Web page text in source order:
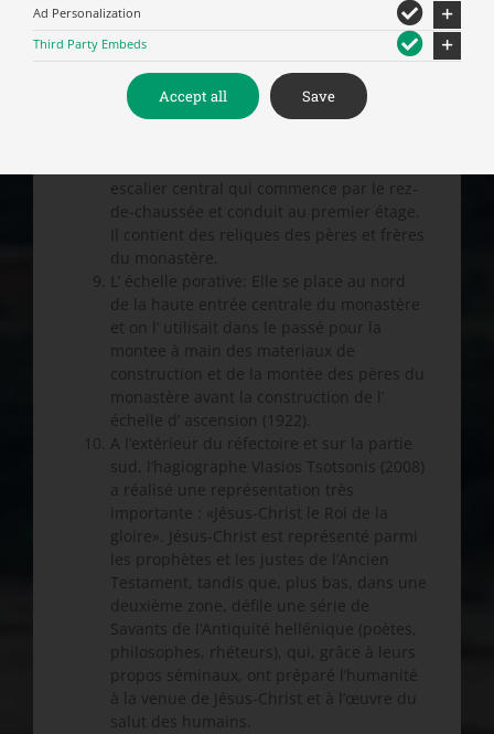
pressoirs, des outres en cuir, des
corbeilles en roseau, des charrues, un
banc de menuisier, des rabots, des
planes, de petites tarières, des doloires,
escalier central qui commence par le rez-
de-chaussée et conduit au premier étage.
Il contient des reliques des pères et frères
du monastère.
L’ échelle porative: Elle se place au nord
de la haute entrée centrale du monastère
et on l’ utilisait dans le passé pour la
montee à main des materiaux de
construction et de la montée des pères du
monastère avant la construction de l’
échelle d’ ascension (1922).
A l’extérieur du réfectoire et sur la partie
sud, l’hagiographe Vlasios Tsotsonis (2008)
a réalisé une représentation très
importante : «Jésus-Christ le Roi de la
gloire». Jésus-Christ est représenté parmi
les prophètes et les justes de l’Ancien
Testament, tandis que, plus bas, dans une
deuxième zone, défile une série de
Savants de l’Antiquité hellénique (poètes,
philosophes, rhéteurs), qui, grâce à leurs
propos séminaux, ont préparé l’humanité
à la venue de Jésus-Christ et à l’œuvre du
salut des humains.
Ad Personalization
Third Party Embeds
Accept all Save